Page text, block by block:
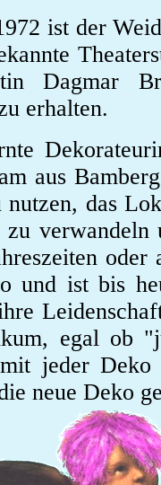
ist der
Dagmar
erhalten.
aus
nutzen, das
zu verwandeln
und ist bis
egal ob
jeder Deko
neue Deko